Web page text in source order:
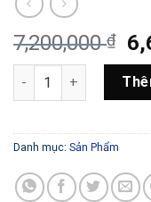
7,200,000₫
là:
Giường Y Tế 3 Tay
Danh mục: Sản Phẩm